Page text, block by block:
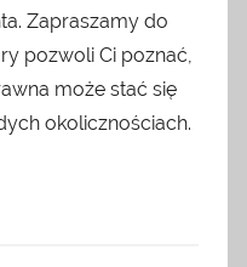
Zapraszamy do
pozwoli Ci poznać,
może stać się
okolicznościach.